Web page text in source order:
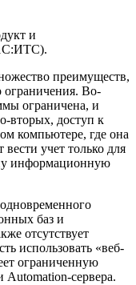
и
1С:ИТС).
преимуществ,
ограничения. Во-
ограничена, и
вторых, доступ к
компьютере, где она
учет только для
информационную
баз и
отсутствует
использовать «веб-
ограниченную
сервера.